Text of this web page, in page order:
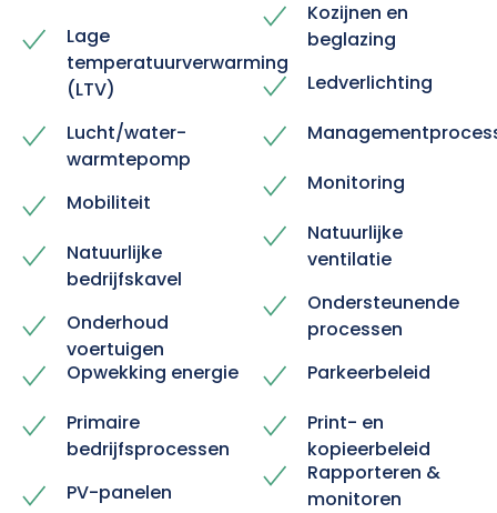
Kozijnen en
beglazing
Lage
temperatuurverwarming
(LTV)
Ledverlichting
Lucht/water-
warmtepomp
Mobiliteit
Monitoring
Natuurlijke
bedrijfskavel
Natuurlijke
ventilatie
Onderhoud
voertuigen
Ondersteunende
processen
Opwekking energie
Parkeerbeleid
Primaire
bedrijfsprocessen
Print- en
kopieerbeleid
PV-panelen
Rapporteren &
monitoren